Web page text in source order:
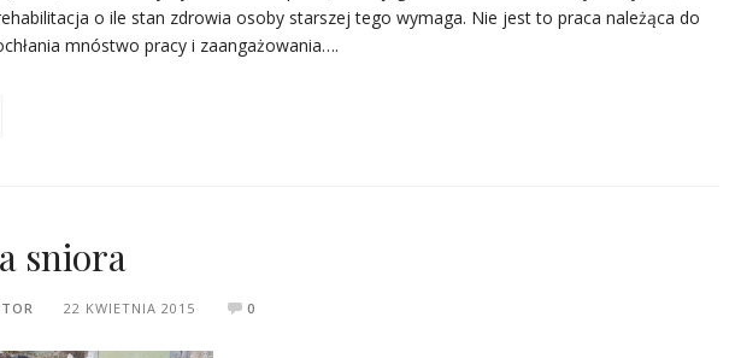
o ile stan zdrowia osoby starszej tego wymaga. Nie jest to praca należąca do
mnóstwo pracy i zaangażowania….
sniora
22 KWIETNIA 2015 0